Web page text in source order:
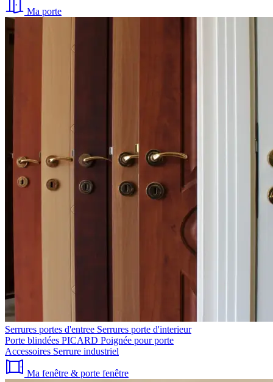
Ma porte
Serrures portes d'entree Serrures porte d'interieur
Porte blindées PICARD Poignée pour porte
Accessoires Serrure industriel
Ma fenêtre & porte fenêtre